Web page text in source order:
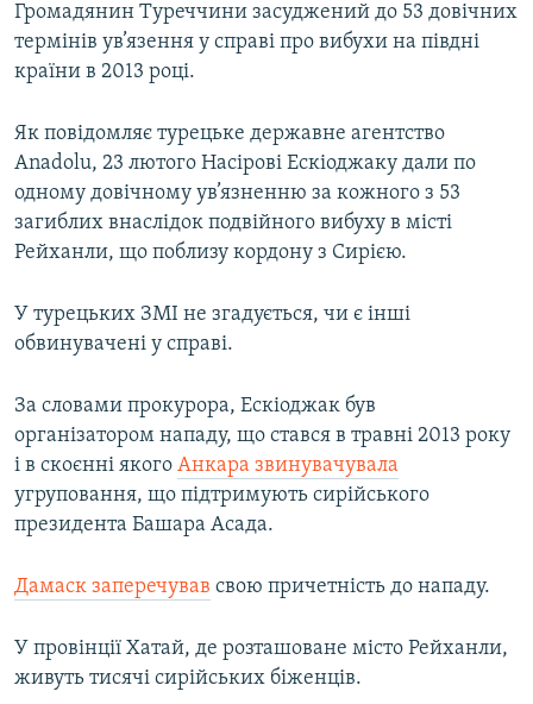
Усі сайти RFE/RL
Громадянин Туреччини засуджений до 53 довічних
термінів ув’язення у справі про вибухи на півдні
країни в 2013 році.
Як повідомляє турецьке державне агентство
Anadolu, 23 лютого Насірові Ескіоджаку дали по
одному довічному ув’язненню за кожного з 53
загиблих внаслідок подвійного вибуху в місті
Рейханли, що поблизу кордону з Сирією.
У турецьких ЗМІ не згадується, чи є інші
обвинувачені у справі.
За словами прокурора, Ескіоджак був
організатором нападу, що стався в травні 2013 року
і в скоєнні якого Анкара звинувачувала
угруповання, що підтримують сирійського
президента Башара Асада.
Дамаск заперечував свою причетність до нападу.
У провінції Хатай, де розташоване місто Рейханли,
живуть тисячі сирійських біженців.